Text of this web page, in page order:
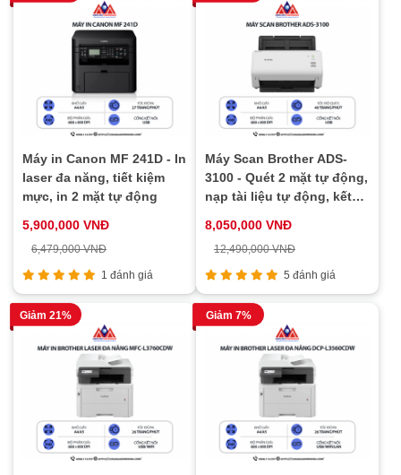
Máy in Canon MF 241D - In
laser đa năng, tiết kiệm
mực, in 2 mặt tự động
5,900,000 VNĐ
6,479,000 VNĐ
1 đánh giá
Máy Scan Brother ADS-
3100 - Quét 2 mặt tự động,
nạp tài liệu tự động, kết
8,050,000 VNĐ
12,490,000 VNĐ
5 đánh giá
Giảm 21% Giảm 7%